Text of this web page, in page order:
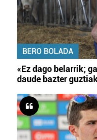
BERO BOLADA
«Ez dago belarrik;
daude bazter